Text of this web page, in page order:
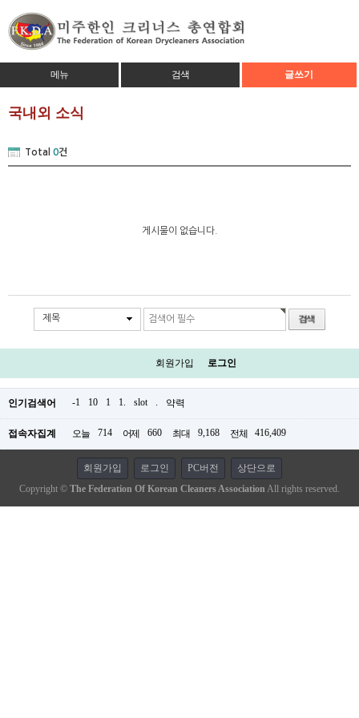
메뉴 검색 글쓰기
국내외 소식
Total 0건
게시물이 없습니다.
제목
회원가입 로그인
인기검색어 -1 10 1 1. slot . 약력
접속자집계 오늘 714 어제 660 최대 9,168 전체 416,409
회원가입 로그인 PC버전
상단으로
Copyright © The Federation Of Korean Cleaners Association All rights reserved.